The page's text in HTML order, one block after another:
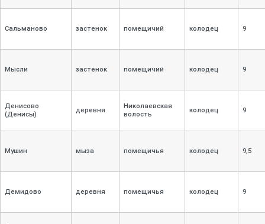
Сальманово застенок помещичий колодец 9
Мысли застенок помещичий колодец 9
Денисово
(Денисы)
деревня
Николаевская
волость
колодец 9
Мушин мыза помещичья колодец 9,5
Демидово деревня помещичья колодец 9